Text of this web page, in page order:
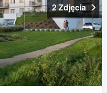
2 Zdjęcia